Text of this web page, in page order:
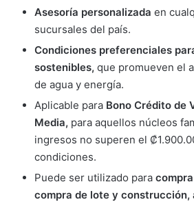
Asesoría personalizada en
sucursales del país.
Condiciones preferenciales
sostenibles, que promueven el
de agua y energía.
Aplicable para Bono Crédito de
Media, para aquellos núcleos
ingresos no superen el
condiciones.
Puede ser utilizado para
compra de lote y construcción,